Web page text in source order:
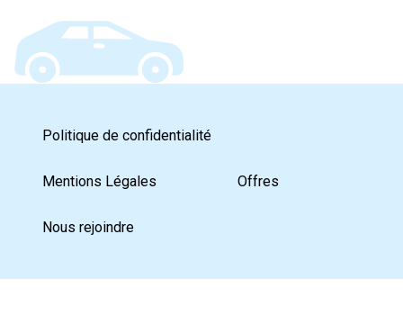
Politique de confidentialité
Mentions Légales Offres
Nous rejoindre